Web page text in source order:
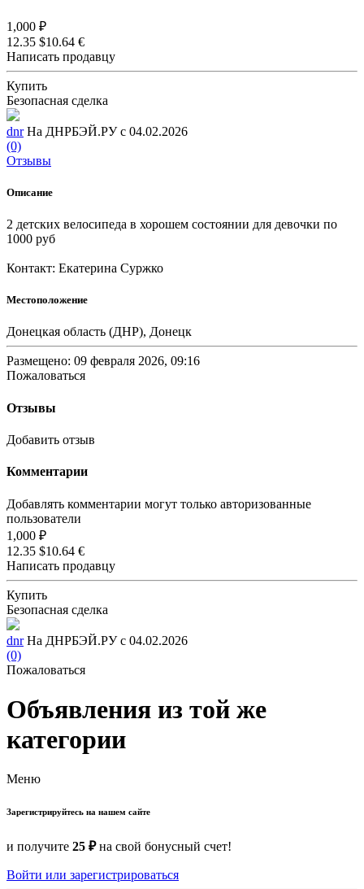
1,000 ₽
12.35 $10.64 €
Написать продавцу
Купить
Безопасная сделка
dnr На ДНРБЭЙ.РУ с 04.02.2026
(0)
Отзывы
Описание
2 детских велосипеда в хорошем состоянии для девочки по
1000 руб
Контакт: Екатерина Суржко
Местоположение
Донецкая область (ДНР), Донецк
Размещено: 09 февраля 2026, 09:16
Пожаловаться
Отзывы
Добавить отзыв
Комментарии
Добавлять комментарии могут только авторизованные
пользователи
1,000 ₽
12.35 $10.64 €
Написать продавцу
Купить
Безопасная сделка
dnr На ДНРБЭЙ.РУ с 04.02.2026
(0)
Пожаловаться
Объявления из той же
категории
Меню
Зарегистрируйтесь на нашем сайте
и получите 25 ₽на свой бонусный счет!
Войти или зарегистрироваться